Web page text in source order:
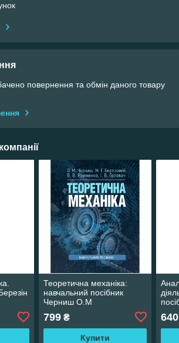
повернення та обмін даного товару
Теоретична механіка:
навчальний посібник
Черниш О.М
799₴
Купити
Л.
640